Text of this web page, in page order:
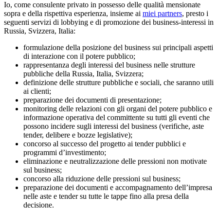
Io, come consulente privato in possesso delle qualità mensionate
sopra e della rispettiva esperienza, insieme ai miei partners, presto i
seguenti servizi di lobbying e di promozione dei business-interessi in
Russia, Svizzera, Italia:
formulazione della posizione del business sui principali aspetti
di interazione con il potere pubblico;
rappresentanza degli interessi del business nelle strutture
pubbliche della Russia, Italia, Svizzera;
definizione delle strutture pubbliche e sociali, che saranno utili
ai clienti;
preparazione dei documenti di presentazione;
monitoring delle relazioni con gli organi del potere pubblico e
informazione operativa del committente su tutti gli eventi che
possono incidere sugli interessi del business (verifiche, aste
tender, delibere e bozze legislative);
concorso al successo del progetto ai tender pubblici e
programmi d’investimento;
eliminazione e neutralizzazione delle pressioni non motivate
sul business;
concorso alla riduzione delle pressioni sul business;
preparazione dei documenti e accompagnamento dell’impresa
nelle aste e tender su tutte le tappe fino alla presa della
decisione.